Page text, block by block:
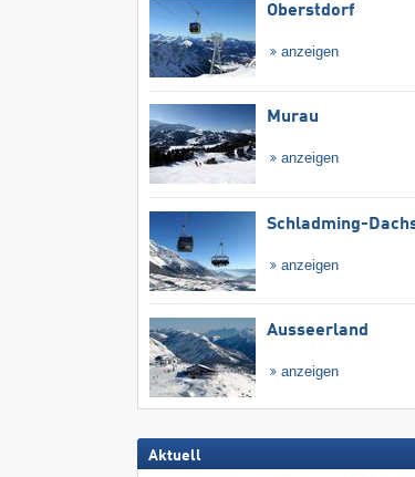
Oberstdorf
anzeigen
Murau
anzeigen
Schladming-
anzeigen
Ausseerland
anzeigen
Aktuell